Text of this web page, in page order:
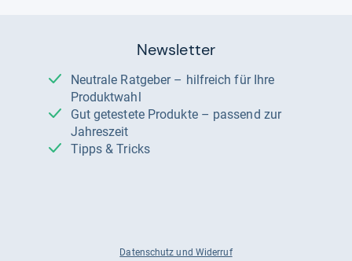
Newsletter
Neutrale Ratgeber – hilfreich für Ihre
Produktwahl
Gut getestete Produkte – passend zur
Jahreszeit
Tipps & Tricks
Datenschutz und Widerruf